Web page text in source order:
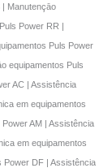
| Manutençāo
Power RR |
Puls Power
equipamentos Puls
AC | Assistência
em equipamentos
AM | Assistência
em equipamentos
Power DF | Assistência